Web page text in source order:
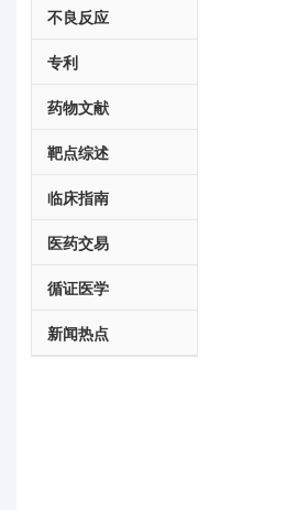
不良反应
专利
药物文献
靶点综述
临床指南
医药交易
循证医学
新闻热点